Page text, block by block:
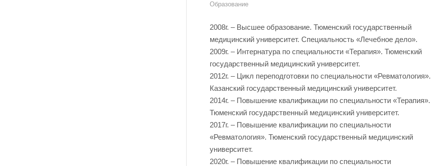
Образование
2008г. – Высшее образование. Тюменский государственный
медицинский университет. Специальность «Лечебное дело».
2009г. – Интернатура по специальности «Терапия». Тюменский
государственный медицинский университет.
2012г. – Цикл переподготовки по специальности «Ревматология».
Казанский государственный медицинский университет.
2014г. – Повышение квалификации по специальности «Терапия».
Тюменский государственный медицинский университет.
2017г. – Повышение квалификации по специальности
«Ревматология». Тюменский государственный медицинский
университет.
2020г. – Повышение квалификации по специальности